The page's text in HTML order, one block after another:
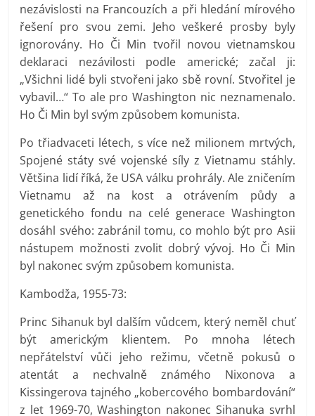
nezávislosti na Francouzích a při hledání mírového
řešení pro svou zemi. Jeho veškeré prosby byly
ignorovány. Ho Či Min tvořil novou vietnamskou
deklaraci nezávilosti podle americké; začal ji:
„Všichni lidé byli stvořeni jako sbě rovní. Stvořitel je
vybavil…“ To ale pro Washington nic neznamenalo.
Ho Či Min byl svým způsobem komunista.
Po třiadvaceti létech, s více než milionem mrtvých,
Spojené státy své vojenské síly z Vietnamu stáhly.
Většina lidí říká, že USA válku prohrály. Ale zničením
Vietnamu až na kost a otrávením půdy a
genetického fondu na celé generace Washington
dosáhl svého: zabránil tomu, co mohlo být pro Asii
nástupem možnosti zvolit dobrý vývoj. Ho Či Min
byl nakonec svým způsobem komunista.
Kambodža, 1955-73:
Princ Sihanuk byl dalším vůdcem, který neměl chuť
být americkým klientem. Po mnoha létech
nepřátelství vůči jeho režimu, včetně pokusů o
atentát a nechvalně známého Nixonova a
Kissingerova tajného „kobercového bombardování“
z let 1969-70, Washington nakonec Sihanuka svrhl